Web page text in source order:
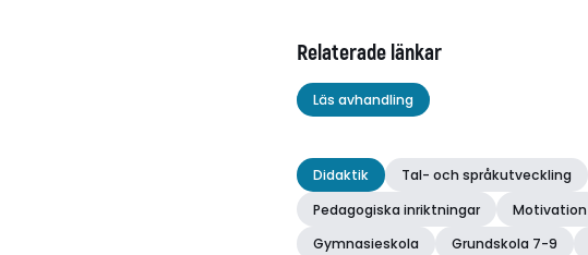
Relaterade länkar
Läs avhandling
Didaktik Tal- och språkutveckling
Pedagogiska inriktningar
Motivation
Gymnasieskola
Grundskola 7-9